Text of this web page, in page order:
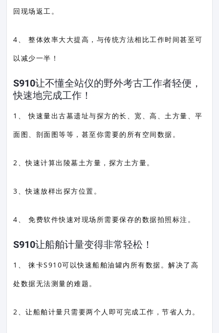
回现场返工。
4、 整体效率大大提高，与传统方法相比工作时间甚至可
以减少一半！
S910让不懂全站仪的野外考古工作者轻便，
快速地完成工作！
1、 快速量出古墓遗址与探方的长、宽、高、土方量、平
面图、剖面图等等，甚至你需要的所有空间数据。
2、快速计算出陵墓土方量，探方土方量。
3、快速放样出探方位置。
4、 免费软件快速对现场所需要保存的数据拍照标注。
S910让船舶计量变得非常轻松！
1、 徕卡S910可以快速船舶油罐内所有数据。解决了高
处数据无法测量的难题。
2、让船舶计量只需要两个人即可完成工作，节省人力。